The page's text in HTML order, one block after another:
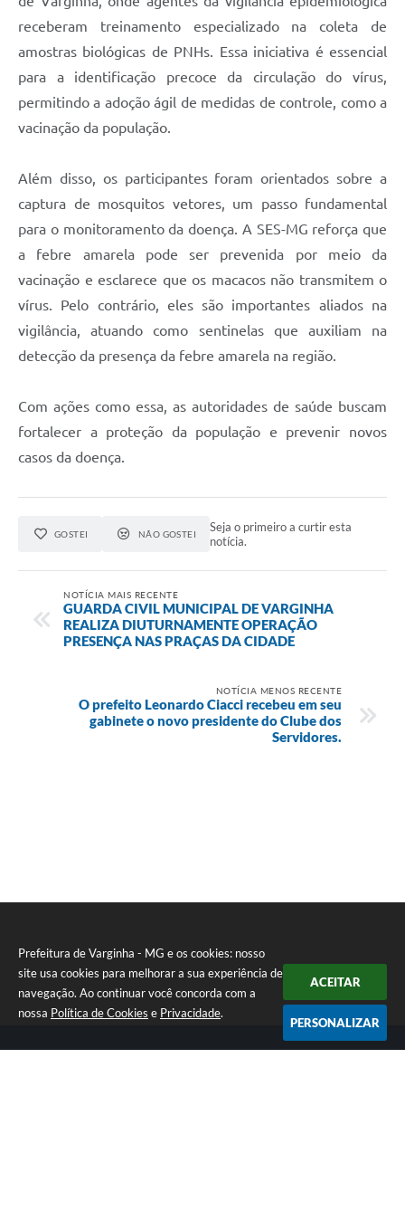
Prefeitura de Varginha - MG e os cookies: nosso
site usa cookies para melhorar a sua experiência de
navegação. Ao continuar você concorda com a
nossa Política de Cookies e Privacidade.
ACEITAR
PERSONALIZAR
receberam treinamento especializado na coleta de
amostras biológicas de PNHs. Essa iniciativa é essencial
para a identificação precoce da circulação do vírus,
permitindo a adoção ágil de medidas de controle, como a
vacinação da população.
Além disso, os participantes foram orientados sobre a
captura de mosquitos vetores, um passo fundamental
para o monitoramento da doença. A SES-MG reforça que
a febre amarela pode ser prevenida por meio da
vacinação e esclarece que os macacos não transmitem o
vírus. Pelo contrário, eles são importantes aliados na
vigilância, atuando como sentinelas que auxiliam na
detecção da presença da febre amarela na região.
Com ações como essa, as autoridades de saúde buscam
fortalecer a proteção da população e prevenir novos
casos da doença.
GOSTEI NÃO GOSTEI
Seja o primeiro a curtir esta
notícia.
NOTÍCIA MAIS RECENTE
GUARDA CIVIL MUNICIPAL DE VARGINHA
REALIZA DIUTURNAMENTE OPERAÇÃO
PRESENÇA NAS PRAÇAS DA CIDADE
NOTÍCIA MENOS RECENTE
O prefeito Leonardo Ciacci recebeu em seu
gabinete o novo presidente do Clube dos
Servidores.